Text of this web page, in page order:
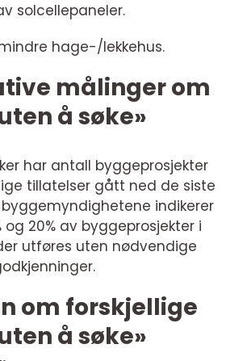
solcellepaneler.
hage-/lekkehus.
målinger om
å søke»
har antall byggeprosjekter
tillatelser gått ned de siste
indikerer
og 20% av byggeprosjekter i
utføres uten nødvendige
om forskjellige
å søke»